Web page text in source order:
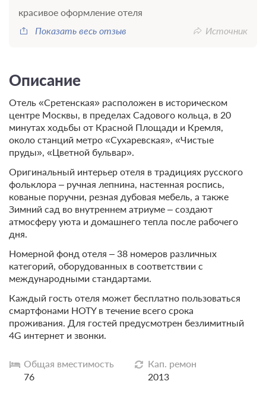
красивое оформление отеля
Показать весь отзыв
Источник
Описание
Отель «Сретенская» расположен в историческом
центре Москвы, в пределах Садового кольца, в 20
минутах ходьбы от Красной Площади и Кремля,
около станций метро «Сухаревская», «Чистые
пруды», «Цветной бульвар».
Оригинальный интерьер отеля в традициях русского
фольклора – ручная лепнина, настенная роспись,
кованые поручни, резная дубовая мебель, а также
Зимний сад во внутреннем атриуме – создают
атмосферу уюта и домашнего тепла после рабочего
дня.
Номерной фонд отеля – 38 номеров различных
категорий, оборудованных в соответствии с
международными стандартами.
Каждый гость отеля может бесплатно пользоваться
смартфонами HOTY в течение всего срока
проживания. Для гостей предусмотрен безлимитный
4G интернет и звонки.
Общая вместимость
76
Кап. ремон
2013